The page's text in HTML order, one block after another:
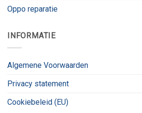
Oppo reparatie
INFORMATIE
Algemene Voorwaarden
Privacy statement
Cookiebeleid (EU)